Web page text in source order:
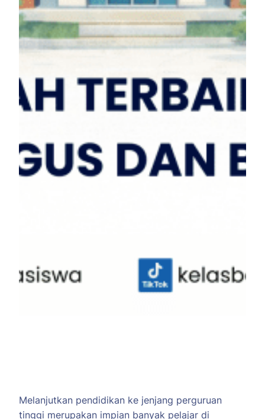
Melanjutkan pendidikan ke jenjang perguruan
tinggi merupakan impian banyak pelajar di